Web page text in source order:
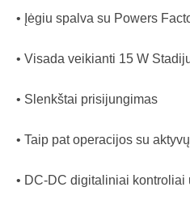
• Įėgiu spalva su Powers
• Visada veikianti 15 W
• Slenkštai prisijungimas
• Taip pat operacijos su
• DC-DC digitaliniai kontroliai